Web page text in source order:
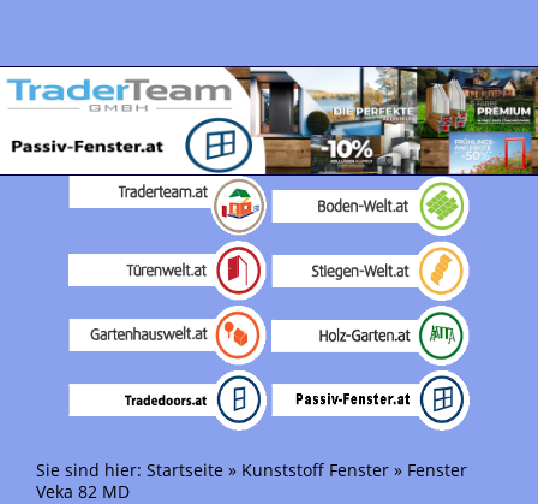
Sie sind hier: Startseite » Kunststoff Fenster » Fenster
Veka 82 MD